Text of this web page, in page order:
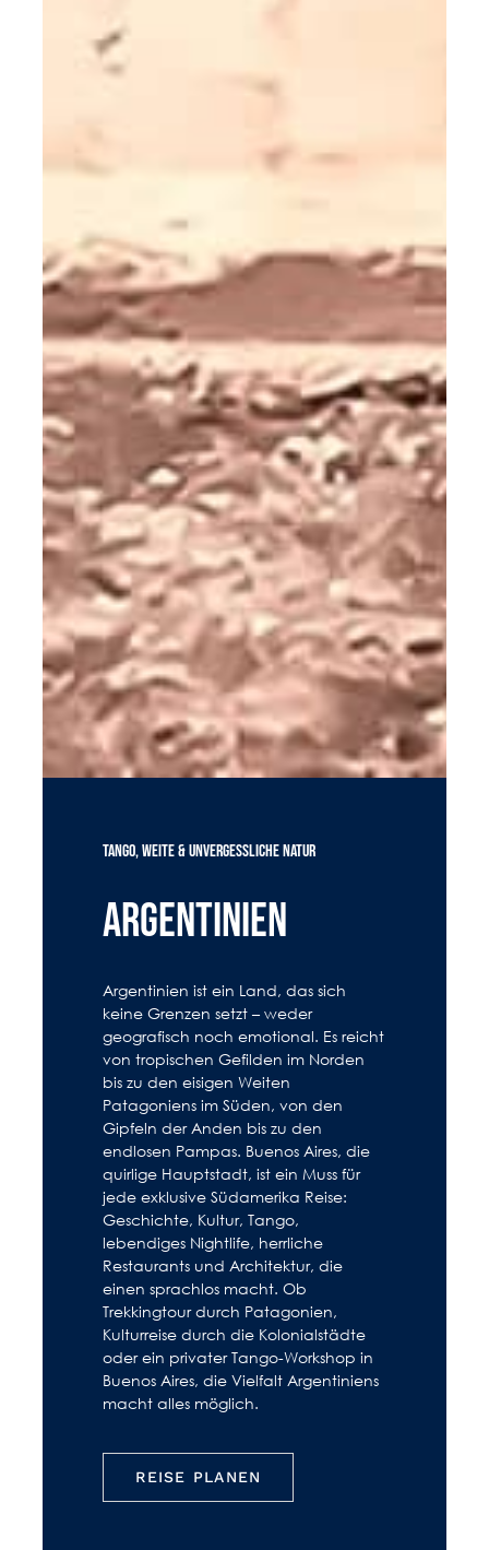
TANGO, WEITE & UNVERGESSLICHE NATUR
ARGENTINIEN
Argentinien ist ein Land, das sich
keine Grenzen setzt – weder
geografisch noch emotional. Es reicht
von tropischen Gefilden im Norden
bis zu den eisigen Weiten
Patagoniens im Süden, von den
Gipfeln der Anden bis zu den
endlosen Pampas. Buenos Aires, die
quirlige Hauptstadt, ist ein Muss für
jede exklusive Südamerika Reise:
Geschichte, Kultur, Tango,
lebendiges Nightlife, herrliche
Restaurants und Architektur, die
einen sprachlos macht. Ob
Trekkingtour durch Patagonien,
Kulturreise durch die Kolonialstädte
oder ein privater Tango-Workshop in
Buenos Aires, die Vielfalt Argentiniens
macht alles möglich.
REISE PLANEN